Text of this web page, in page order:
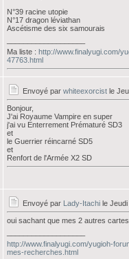
N°39 racine utopie
N°17 dragon léviathan
Ascétisme des six samourais
Ma liste : http://www.finalyugi.com/
47763.html
Envoyé par whiteexorcist le
Bonjour,
J'ai Royaume Vampire en super
j'ai vu Enterrement Prématuré SD3
et
le Guerrier réincarné SD5
et
Renfort de l'Armée X2 SD
Envoyé par Lady-Itachi le
oui sachant que mes 2 autres
http://www.finalyugi.com/yugioh-
mes-recherches.html